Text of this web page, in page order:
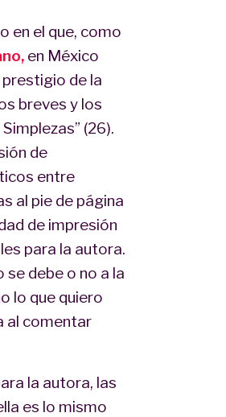
en el que, como
en México
de la
breves y los
(26).
de
entre
al pie de página
de impresión
para la autora.
debe o no a la
lo que quiero
al comentar
la autora, las
es lo mismo